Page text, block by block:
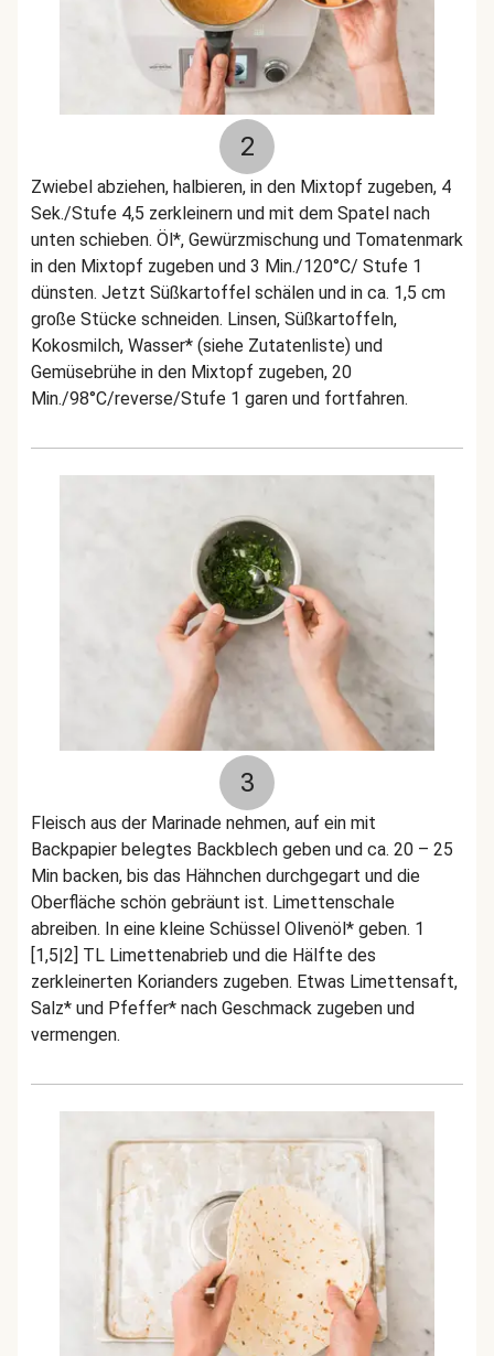
2
Zwiebel abziehen, halbieren, in den Mixtopf zugeben, 4
Sek./Stufe 4,5 zerkleinern und mit dem Spatel nach
unten schieben. Öl*, Gewürzmischung und Tomatenmark
in den Mixtopf zugeben und 3 Min./120°C/ Stufe 1
dünsten. Jetzt Süßkartoffel schälen und in ca. 1,5 cm
große Stücke schneiden. Linsen, Süßkartoffeln,
Kokosmilch, Wasser* (siehe Zutatenliste) und
Gemüsebrühe in den Mixtopf zugeben, 20
Min./98°C/reverse/Stufe 1 garen und fortfahren.
3
Fleisch aus der Marinade nehmen, auf ein mit
Backpapier belegtes Backblech geben und ca. 20 – 25
Min backen, bis das Hähnchen durchgegart und die
Oberfläche schön gebräunt ist. Limettenschale
abreiben. In eine kleine Schüssel Olivenöl* geben. 1
[1,5|2] TL Limettenabrieb und die Hälfte des
zerkleinerten Korianders zugeben. Etwas Limettensaft,
Salz* und Pfeffer* nach Geschmack zugeben und
vermengen.